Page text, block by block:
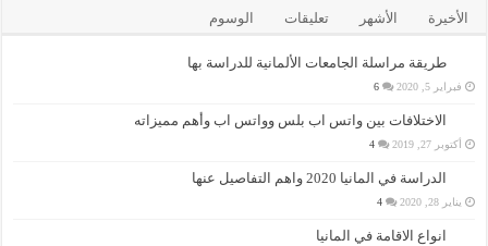
الأخيرة الأشهر تعليقات الوسوم
طريقة مراسلة الجامعات الألمانية للدراسة بها
فبراير 5, 2020 6
الاختلافات بين واتس اب بلس وواتس اب وأهم مميزاته
أكتوبر 27, 2019 4
الدراسة في المانيا 2020 واهم التفاصيل عنها
يناير 28, 2020 4
انواع الاقامة في المانيا